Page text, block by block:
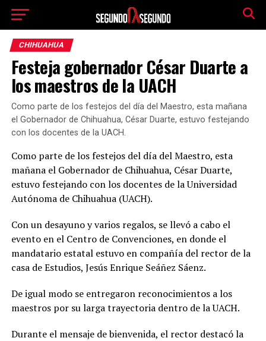
CHIHUAHUA
Festeja gobernador César Duarte a
los maestros de la UACH
Como parte de los festejos del día del Maestro, esta mañana
el Gobernador de Chihuahua, César Duarte, estuvo festejando
con los docentes de la UACH.
Como parte de los festejos del día del Maestro, esta
mañana el Gobernador de Chihuahua, César Duarte,
estuvo festejando con los docentes de la Universidad
Autónoma de Chihuahua (UACH).
Con un desayuno y varios regalos, se llevó a cabo el
evento en el Centro de Convenciones, en donde el
mandatario estatal estuvo en compañía del rector de la
casa de Estudios, Jesús Enrique Seáñez Sáenz.
De igual modo se entregaron reconocimientos a los
maestros por su larga trayectoria dentro de la UACH.
Durante el mensaje de bienvenida, el rector destacó la